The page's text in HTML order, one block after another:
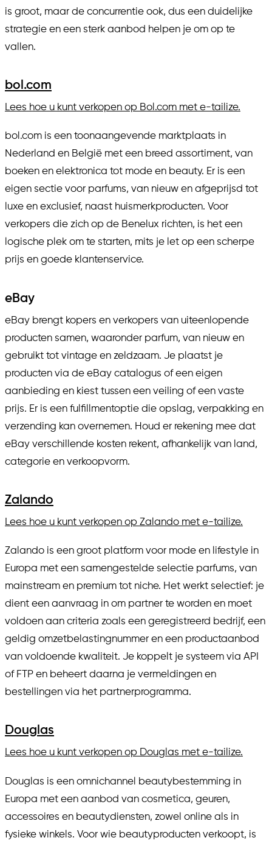
is groot, maar de concurrentie ook, dus een duidelijke
strategie en een sterk aanbod helpen je om op te
vallen.
bol.com
Lees hoe u kunt verkopen op Bol.com met e-tailize.
bol.com is een toonaangevende marktplaats in
Nederland en België met een breed assortiment, van
boeken en elektronica tot mode en beauty. Er is een
eigen sectie voor parfums, van nieuw en afgeprijsd tot
luxe en exclusief, naast huismerkproducten. Voor
verkopers die zich op de Benelux richten, is het een
logische plek om te starten, mits je let op een scherpe
prijs en goede klantenservice.
eBay
eBay brengt kopers en verkopers van uiteenlopende
producten samen, waaronder parfum, van nieuw en
gebruikt tot vintage en zeldzaam. Je plaatst je
producten via de eBay catalogus of een eigen
aanbieding en kiest tussen een veiling of een vaste
prijs. Er is een fulfillmentoptie die opslag, verpakking en
verzending kan overnemen. Houd er rekening mee dat
eBay verschillende kosten rekent, afhankelijk van land,
categorie en verkoopvorm.
Zalando
Lees hoe u kunt verkopen op Zalando met e-tailize.
Zalando is een groot platform voor mode en lifestyle in
Europa met een samengestelde selectie parfums, van
mainstream en premium tot niche. Het werkt selectief: je
dient een aanvraag in om partner te worden en moet
voldoen aan criteria zoals een geregistreerd bedrijf, een
geldig omzetbelastingnummer en een productaanbod
van voldoende kwaliteit. Je koppelt je systeem via API
of FTP en beheert daarna je vermeldingen en
bestellingen via het partnerprogramma.
Douglas
Lees hoe u kunt verkopen op Douglas met e-tailize.
Douglas is een omnichannel beautybestemming in
Europa met een aanbod van cosmetica, geuren,
accessoires en beautydiensten, zowel online als in
fysieke winkels. Voor wie beautyproducten verkoopt, is